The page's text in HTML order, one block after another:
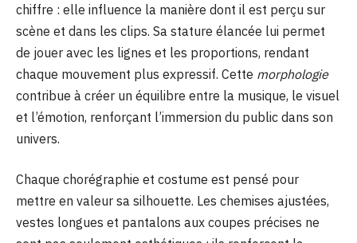
chiffre : elle influence la manière dont il est perçu sur
scène et dans les clips. Sa stature élancée lui permet
de jouer avec les lignes et les proportions, rendant
chaque mouvement plus expressif. Cette morphologie
contribue à créer un équilibre entre la musique, le visuel
et l’émotion, renforçant l’immersion du public dans son
univers.
Chaque chorégraphie et costume est pensé pour
mettre en valeur sa silhouette. Les chemises ajustées,
vestes longues et pantalons aux coupes précises ne